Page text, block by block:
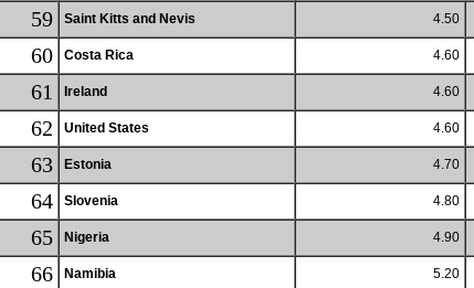
59 Saint Kitts and Nevis 4.50
60 Costa Rica 4.60
61 Ireland 4.60
62 United States 4.60
63 Estonia 4.70
64 Slovenia 4.80
65 Nigeria 4.90
66 Namibia 5.20